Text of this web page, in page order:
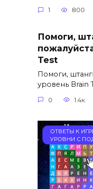
1 800
Помоги,
Test
Помоги,
уровень Brain
0 1.4к.
ОТВЕТЫ К
УРОВНИ С